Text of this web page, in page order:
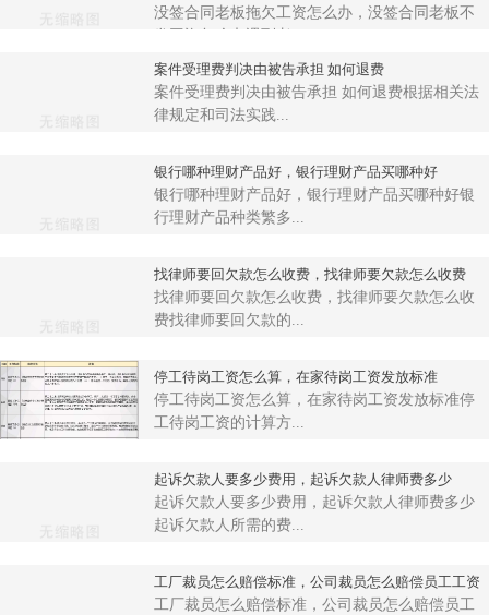
没签合同老板拖欠工资怎么办，没签合同老板不
案件受理费判决由被告承担 如何退费
案件受理费判决由被告承担 如何退费根据相关法
律规定和司法实践...
银行哪种理财产品好，银行理财产品买哪种好
银行哪种理财产品好，银行理财产品买哪种好银
行理财产品种类繁多...
找律师要回欠款怎么收费，找律师要欠款怎么收费
找律师要回欠款怎么收费，找律师要欠款怎么收
费找律师要回欠款的...
停工待岗工资怎么算，在家待岗工资发放标准
停工待岗工资怎么算，在家待岗工资发放标准停
工待岗工资的计算方...
起诉欠款人要多少费用，起诉欠款人律师费多少
起诉欠款人要多少费用，起诉欠款人律师费多少
起诉欠款人所需的费...
工厂裁员怎么赔偿标准，公司裁员怎么赔偿员工工资
工厂裁员怎么赔偿标准，公司裁员怎么赔偿员工